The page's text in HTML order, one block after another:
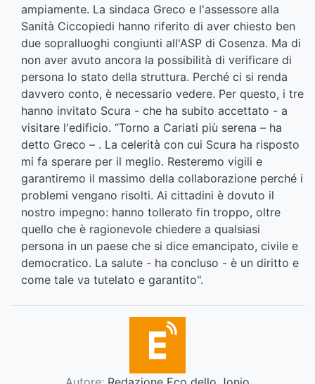
ampiamente. La sindaca Greco e l'assessore alla
Sanità Ciccopiedi hanno riferito di aver chiesto ben
due sopralluoghi congiunti all'ASP di Cosenza. Ma di
non aver avuto ancora la possibilità di verificare di
persona lo stato della struttura. Perché ci si renda
davvero conto, è necessario vedere. Per questo, i tre
hanno invitato Scura - che ha subito accettato - a
visitare l'edificio. “Torno a Cariati più serena – ha
detto Greco – . La celerità con cui Scura ha risposto
mi fa sperare per il meglio. Resteremo vigili e
garantiremo il massimo della collaborazione perché i
problemi vengano risolti. Ai cittadini è dovuto il
nostro impegno: hanno tollerato fin troppo, oltre
quello che è ragionevole chiedere a qualsiasi
persona in un paese che si dice emancipato, civile e
democratico. La salute - ha concluso - è un diritto e
come tale va tutelato e garantito".